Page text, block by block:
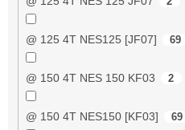
@ 125 4T NES125 [JF07] 69
@ 150 4T NES 150 KF03 2
@ 150 4T NES150 [KF03] 69